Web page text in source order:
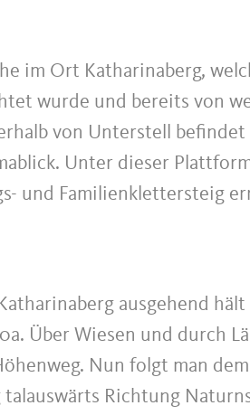
im Ort Katharinaberg,
wurde und bereits von
von Unterstell
Unter dieser
und Familienklettersteig
ausgehend
Über Wiesen und durch
Nun folgt man
talauswärts Richtung